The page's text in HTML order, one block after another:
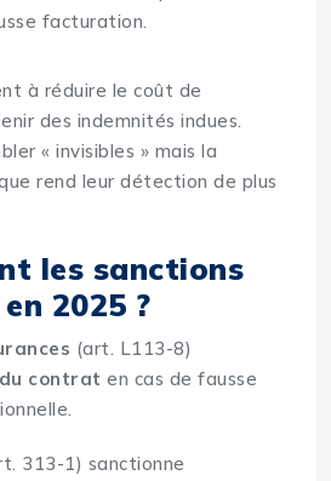
facturation.
à réduire le coût de
des indemnités indues.
« invisibles » mais la
rend leur détection de plus
les sanctions
2025 ?
(art. L113-8)
contrat en cas de fausse
313-1) sanctionne